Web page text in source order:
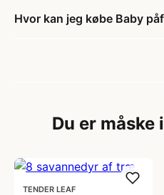
Hvor kan jeg købe Baby
Du er måske
TENDER LEAF